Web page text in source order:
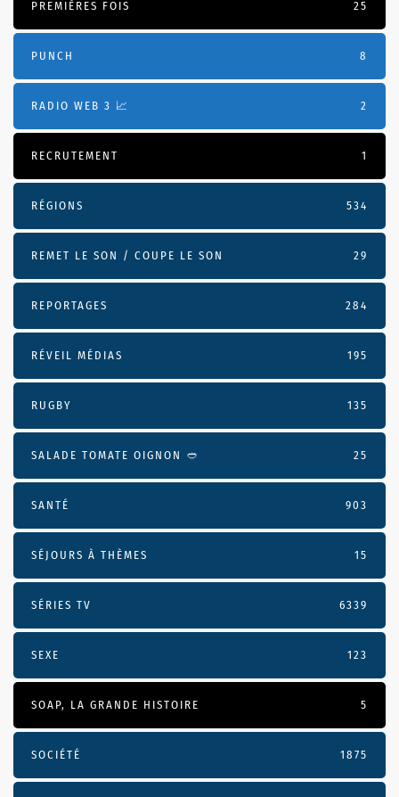
PREMIÈRES FOIS 25
PUNCH 8
RADIO WEB 3 📈 2
RECRUTEMENT 1
RÉGIONS 534
REMET LE SON / COUPE LE SON 29
REPORTAGES 284
RÉVEIL MÉDIAS 195
RUGBY 135
SALADE TOMATE OIGNON 🥙 25
SANTÉ 903
SÉJOURS À THÈMES 15
SÉRIES TV 6339
SEXE 123
SOAP, LA GRANDE HISTOIRE 5
SOCIÉTÉ 1875